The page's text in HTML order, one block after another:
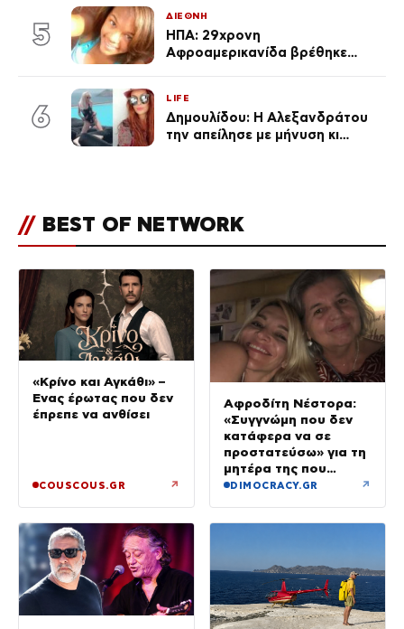
5
ΔΙΕΘΝΗ
ΗΠΑ: 29χρονη
Αφροαμερικανίδα βρέθηκε
6
LIFE
Δημουλίδου: Η Αλεξανδράτου
την απείλησε με μήνυση κι
// BEST OF NETWORK
«Κρίνο και Αγκάθι» –
Ένας έρωτας που δεν
έπρεπε να ανθίσει
COUSCOUS.GR ↗
Αφροδίτη Νέστορα:
«Συγγνώμη που δεν
κατάφερα να σε
προστατεύσω» για τη
μητέρα της που
σκοτώθηκε στην
DIMOCRACY.GR ↗